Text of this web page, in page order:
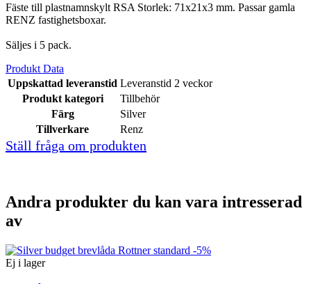
Fäste till plastnamnskylt RSA Storlek: 71x21x3 mm. Passar gamla
RENZ fastighetsboxar.
Säljes i 5 pack.
Produkt Data
Uppskattad leveranstid Leveranstid 2 veckor
Produkt kategori
Tillbehör
Färg
Silver
Tillverkare
Renz
Ställ fråga om produkten
Andra produkter du kan vara intresserad
av
-5%
Ej i lager